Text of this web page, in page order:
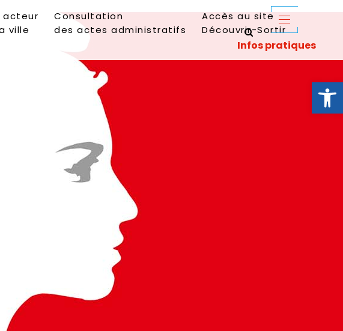
Ouvrir
acteur
ville
Consultation
des actes administratifs
Accès au site
Découvrir-Sortir